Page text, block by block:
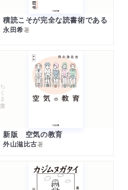
積読こそが完全な読書術である
永田希著
ちくま文庫
新版 空気の教育
外山滋比古著